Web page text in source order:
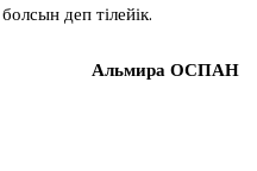
деп тілейік.
Альмира ОСПАН